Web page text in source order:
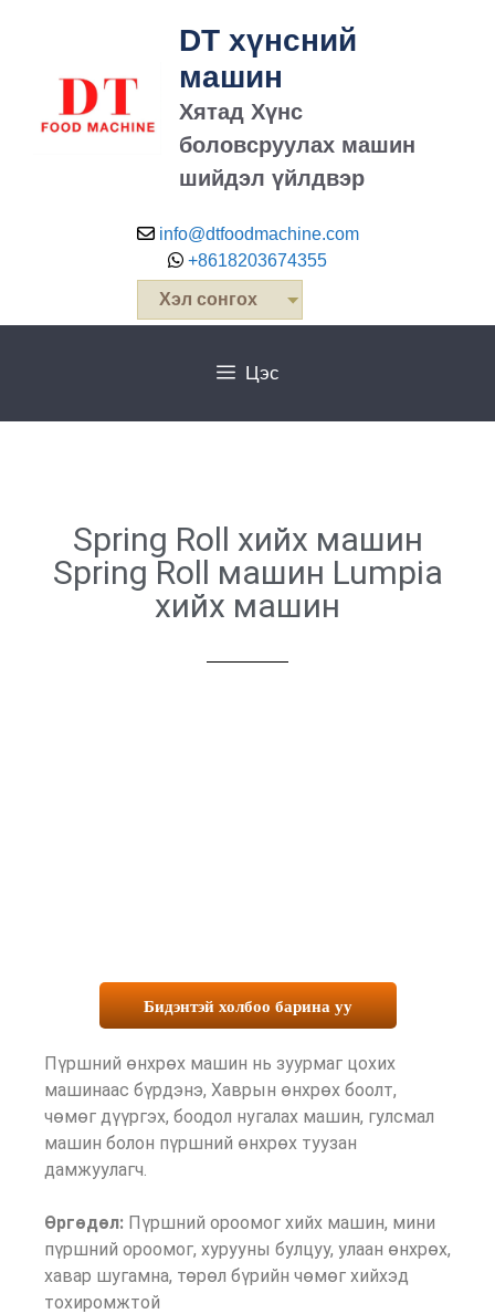
DT хүнсний
машин
Хятад Хүнс
боловсруулах машин
шийдэл үйлдвэр
info@dtfoodmachine.com
+8618203674355
Хэл сонгох
Цэс
Spring Roll хийх машин
Spring Roll машин Lumpia
хийх машин
Бидэнтэй холбоо барина уу
Пүршний өнхрөх машин нь зуурмаг цохих
машинаас бүрдэнэ, Хаврын өнхрөх боолт,
чөмөг дүүргэх, боодол нугалах машин, гулсмал
машин болон пүршний өнхрөх туузан
дамжуулагч.
Өргөдөл: Пүршний ороомог хийх машин, мини
пүршний ороомог, хурууны булцуу, улаан өнхрөх,
хавар шугамна, төрөл бүрийн чөмөг хийхэд
тохиромжтой